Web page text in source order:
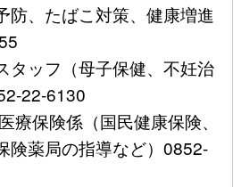
防、たばこ対策、健康増進
タッフ（母子保健、不妊治
22-6130
療保険係（国民健康保険、
険薬局の指導など）0852-